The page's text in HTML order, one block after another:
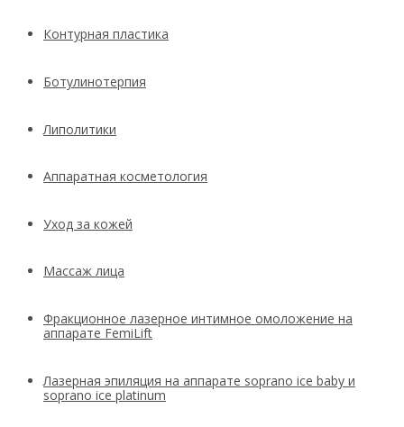
Контурная пластика
Ботулинотерпия
Липолитики
Аппаратная косметология
Уход за кожей
Массаж лица
Фракционное лазерное интимное омоложение на
аппарате FemiLift
Лазерная эпиляция на аппарате soprano ice baby и
soprano ice platinum